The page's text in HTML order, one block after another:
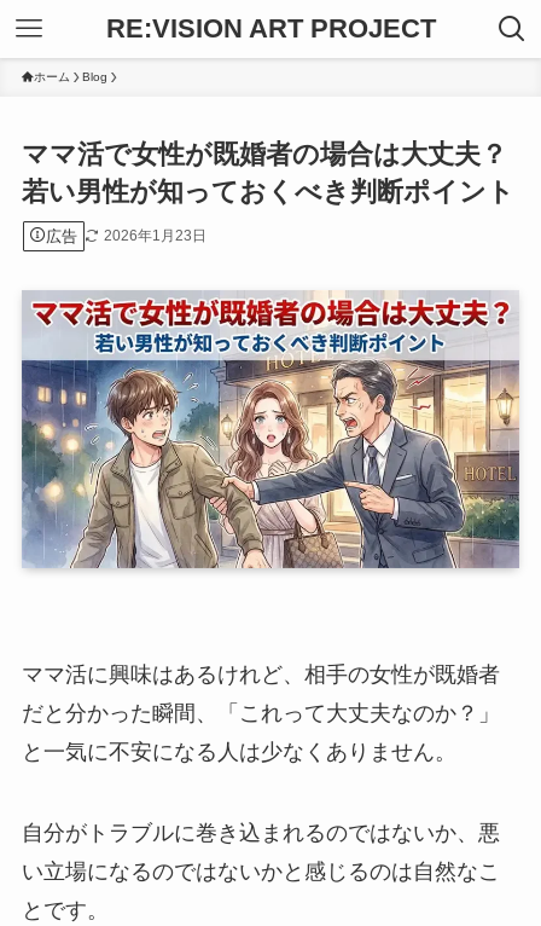
RE:VISION ART PROJECT
ホーム Blog
ママ活で女性が既婚者の場合は大丈夫？
若い男性が知っておくべき判断ポイント
広告 2026年1月23日
ママ活に興味はあるけれど、相手の女性が既婚者
だと分かった瞬間、「これって大丈夫なのか？」
と一気に不安になる人は少なくありません。
自分がトラブルに巻き込まれるのではないか、悪
い立場になるのではないかと感じるのは自然なこ
とです。